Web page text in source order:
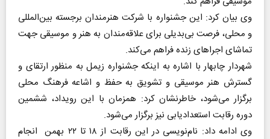
وی بیان کرد: این جشنواره با شرکت هنرمندان برجسته بین‌المللی
و محلی، فرصت بی‌بدیلی برای علاقه‌مندان به هنر و موسیقی جهت
تماشای اجراهای زنده فراهم می‌کند.
شهردار چابهار با اشاره به اینکه جشنواره زیمل به منظور ارتقای و
گسترش هنر موسیقی و تشویق به حفظ و اشاعه فرهنگ محلی
برگزار می‌شود، خاطرنشان کرد: همزمان با این رویداد، ششمین
دوره رقابت استعدادیابی نیز برگزار می‌شود.
وی ادامه داد: نام‌نویسی در این رقابت از ۱۸ تا ۲۲ بهمن انجام